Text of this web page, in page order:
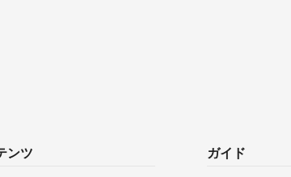
ンツ ガイド